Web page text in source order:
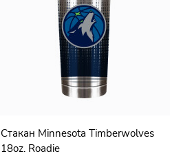
Стакан Minnesota Timberwolves
18oz. Roadie